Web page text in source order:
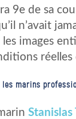
9e de sa
n’avait
images
réelles
les marins